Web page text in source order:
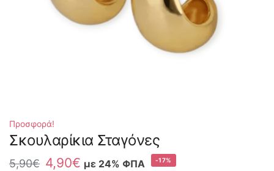
Προσφορά!
Σκουλαρίκια Σταγόνες
5,90€ 4,90€ με 24% ΦΠΑ -17%